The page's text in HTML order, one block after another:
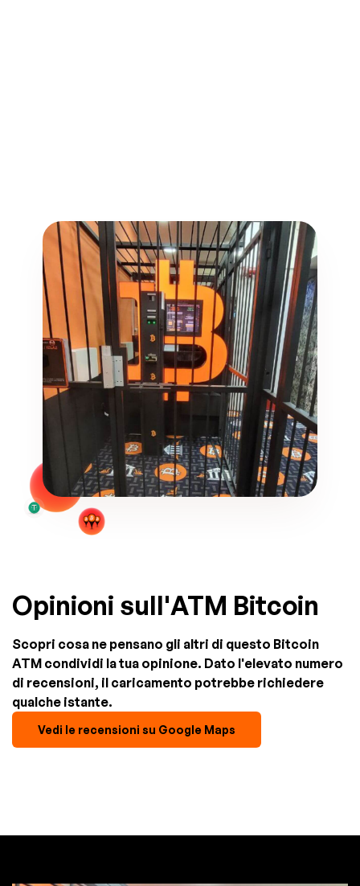
Opinioni sull'ATM Bitcoin
Scopri cosa ne pensano gli altri di questo Bitcoin
ATM condividi la tua opinione. Dato l'elevato numero
di recensioni, il caricamento potrebbe richiedere
qualche istante.
Vedi le recensioni su Google Maps